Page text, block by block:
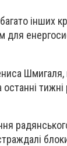
інших